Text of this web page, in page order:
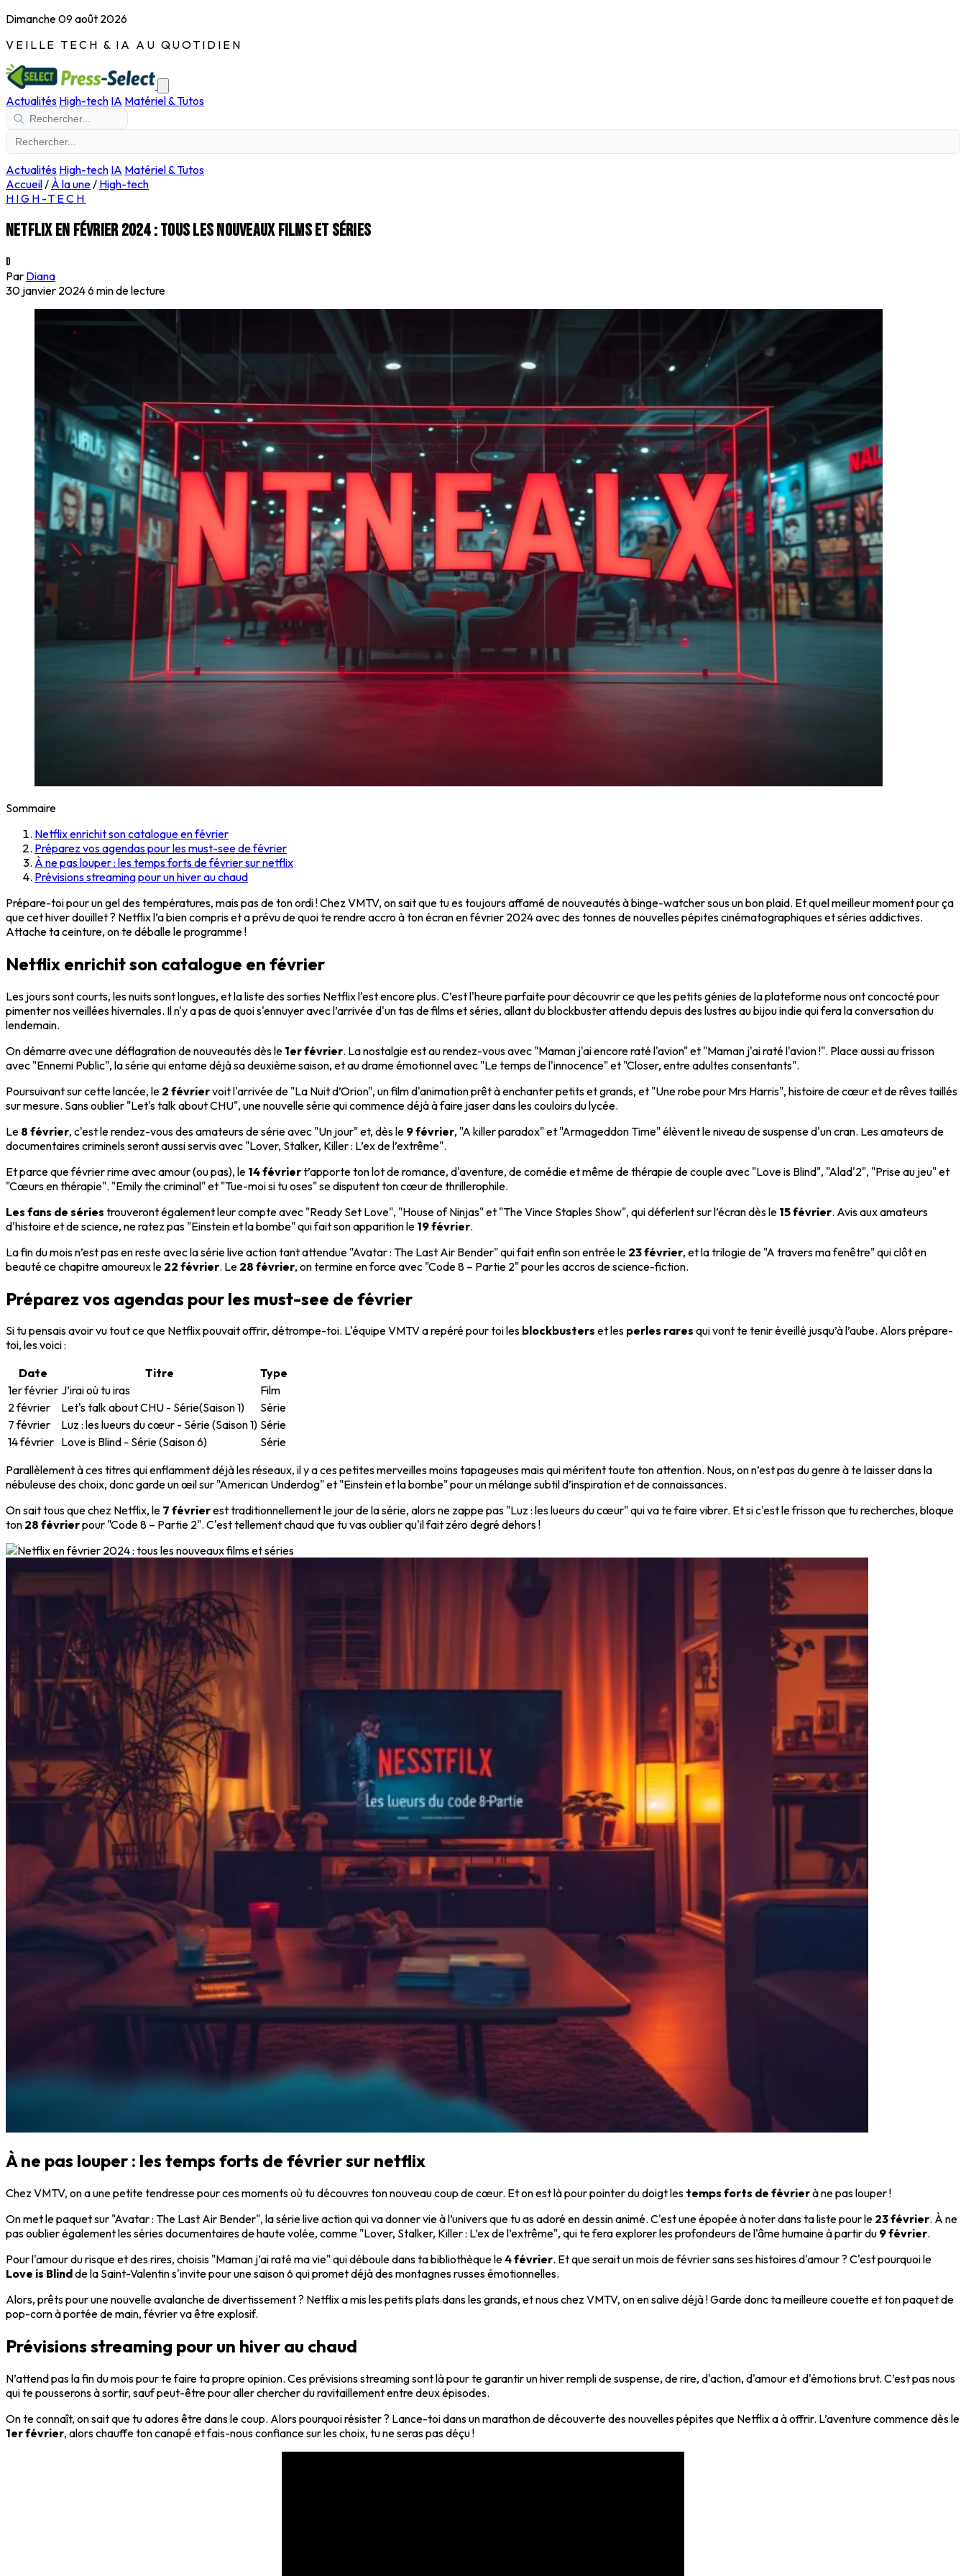
Dimanche 09 août 2026
VEILLE TECH & IA AU QUOTIDIEN
Actualités High-tech IA Matériel & Tutos
Actualités High-tech IA Matériel & Tutos
Accueil/ À la une/ High-tech
HIGH-TECH
Netflix en février 2024 : tous les nouveaux films et séries
D
Par Diana
30 janvier 20246 min de lecture
Sommaire
Netflix enrichit son catalogue en février
Préparez vos agendas pour les must-see de février
À ne pas louper : les temps forts de février sur netflix
Prévisions streaming pour un hiver au chaud
Prépare-toi pour un gel des températures, mais pas de ton ordi ! Chez VMTV, on sait que tu es toujours affamé de nouveautés à binge-watcher sous un bon plaid. Et quel meilleur moment pour ça
que cet hiver douillet ? Netflix l’a bien compris et a prévu de quoi te rendre accro à ton écran en février 2024 avec des tonnes de nouvelles pépites cinématographiques et séries addictives.
Attache ta ceinture, on te déballe le programme !
Netflix enrichit son catalogue en février
Les jours sont courts, les nuits sont longues, et la liste des sorties Netflix l'est encore plus. C’est l'heure parfaite pour découvrir ce que les petits génies de la plateforme nous ont concocté pour
pimenter nos veillées hivernales. Il n'y a pas de quoi s'ennuyer avec l’arrivée d'un tas de films et séries, allant du blockbuster attendu depuis des lustres au bijou indie qui fera la conversation du
lendemain.
On démarre avec une déflagration de nouveautés dès le 1er février. La nostalgie est au rendez-vous avec "Maman j'ai encore raté l'avion" et "Maman j'ai raté l'avion !". Place aussi au frisson
avec "Ennemi Public", la série qui entame déjà sa deuxième saison, et au drame émotionnel avec "Le temps de l'innocence" et "Closer, entre adultes consentants".
Poursuivant sur cette lancée, le 2 févriervoit l'arrivée de "La Nuit d’Orion", un film d'animation prêt à enchanter petits et grands, et "Une robe pour Mrs Harris", histoire de cœur et de rêves taillés
sur mesure. Sans oublier "Let's talk about CHU", une nouvelle série qui commence déjà à faire jaser dans les couloirs du lycée.
Le 8 février, c'est le rendez-vous des amateurs de série avec "Un jour" et, dès le 9 février, "A killer paradox" et "Armageddon Time" élèvent le niveau de suspense d'un cran. Les amateurs de
documentaires criminels seront aussi servis avec "Lover, Stalker, Killer : L’ex de l’extrême".
Et parce que février rime avec amour (ou pas), le 14 févriert’apporte ton lot de romance, d'aventure, de comédie et même de thérapie de couple avec "Love is Blind", "Alad'2", "Prise au jeu" et
"Cœurs en thérapie". "Emily the criminal" et "Tue-moi si tu oses" se disputent ton cœur de thrillerophile.
Les fans de séries trouveront également leur compte avec "Ready Set Love", "House of Ninjas" et "The Vince Staples Show", qui déferlent sur l’écran dès le 15 février. Avis aux amateurs
d'histoire et de science, ne ratez pas "Einstein et la bombe" qui fait son apparition le 19 février.
La fin du mois n’est pas en reste avec la série live action tant attendue "Avatar : The Last Air Bender" qui fait enfin son entrée le 23 février, et la trilogie de "A travers ma fenêtre" qui clôt en
beauté ce chapitre amoureux le 22 février. Le 28 février, on termine en force avec "Code 8 – Partie 2" pour les accros de science-fiction.
Préparez vos agendas pour les must-see de février
Si tu pensais avoir vu tout ce que Netflix pouvait offrir, détrompe-toi. L'équipe VMTV a repéré pour toi les blockbusters et les perles rares qui vont te tenir éveillé jusqu’à l’aube. Alors prépare-
toi, les voici :
Date
Titre
Type
1er février J’irai où tu iras
Film
2 février
Let's talk about CHU - Série(Saison 1)
Série
7 février
Luz : les lueurs du cœur - Série (Saison 1) Série
14 février Love is Blind - Série (Saison 6)
Série
Parallèlement à ces titres qui enflamment déjà les réseaux, il y a ces petites merveilles moins tapageuses mais qui méritent toute ton attention. Nous, on n’est pas du genre à te laisser dans la
nébuleuse des choix, donc garde un œil sur "American Underdog" et "Einstein et la bombe" pour un mélange subtil d’inspiration et de connaissances.
On sait tous que chez Netflix, le 7 févrierest traditionnellement le jour de la série, alors ne zappe pas "Luz : les lueurs du cœur" qui va te faire vibrer. Et si c'est le frisson que tu recherches, bloque
ton 28 févrierpour "Code 8 – Partie 2". C'est tellement chaud que tu vas oublier qu'il fait zéro degré dehors !
À ne pas louper : les temps forts de février sur netflix
Chez VMTV, on a une petite tendresse pour ces moments où tu découvres ton nouveau coup de cœur. Et on est là pour pointer du doigt les temps forts de févrierà ne pas louper !
On met le paquet sur "Avatar : The Last Air Bender", la série live action qui va donner vie à l’univers que tu as adoré en dessin animé. C'est une épopée à noter dans ta liste pour le 23 février. À ne
pas oublier également les séries documentaires de haute volée, comme "Lover, Stalker, Killer : L’ex de l’extrême", qui te fera explorer les profondeurs de l'âme humaine à partir du 9 février.
Pour l'amour du risque et des rires, choisis "Maman j’ai raté ma vie" qui déboule dans ta bibliothèque le4 février. Et que serait un mois de février sans ses histoires d'amour ? C'est pourquoi le
Love is Blindde la Saint-Valentin s'invite pour une saison 6 qui promet déjà des montagnes russes émotionnelles.
Alors, prêts pour une nouvelle avalanche de divertissement ? Netflix a mis les petits plats dans les grands, et nous chez VMTV, on en salive déjà ! Garde donc ta meilleure couette et ton paquet de
pop-corn à portée de main, février va être explosif.
Prévisions streaming pour un hiver au chaud
N’attend pas la fin du mois pour te faire ta propre opinion. Ces prévisions streaming sont là pour te garantir un hiver rempli de suspense, de rire, d'action, d'amour et d'émotions brut. C’est pas nous
qui te pousserons à sortir, sauf peut-être pour aller chercher du ravitaillement entre deux épisodes.
On te connaît, on sait que tu adores être dans le coup. Alors pourquoi résister ? Lance-toi dans un marathon de découverte des nouvelles pépites que Netflix a à offrir. L’aventure commence dès le
1er février, alors chauffe ton canapé et fais-nous confiance sur les choix, tu ne seras pas déçu !